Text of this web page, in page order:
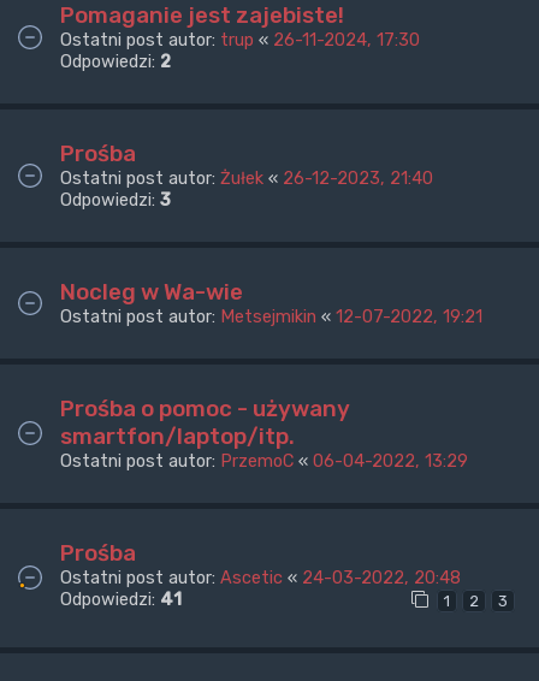
Pomaganie jest zajebiste!
Ostatni post autor: trup « 26-11-2024, 17:30
Odpowiedzi: 2
Prośba
Ostatni post autor: Żułek « 26-12-2023, 21:40
Odpowiedzi: 3
Nocleg w Wa-wie
Ostatni post autor: Metsejmikin « 12-07-2022, 19:21
Prośba o pomoc - używany
smartfon/laptop/itp.
Ostatni post autor: PrzemoC « 06-04-2022, 13:29
Prośba
Ostatni post autor: Ascetic « 24-03-2022, 20:48
Odpowiedzi: 41 1 2 3